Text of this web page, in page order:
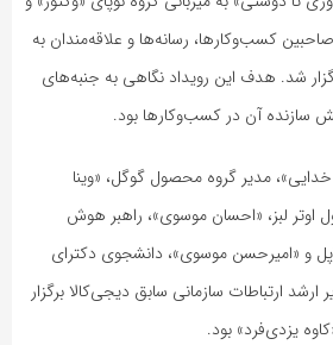
از 100 نفر از صاحبین کسب‌و‌کارها، رسانه‌ها و علاقه‌مندان به
شد. هدف این رویداد نگاهی به جنبه‌های
آن در کسب‌وکارها بود.
مدیر گروه محصول گوگل، «وینا
اوتر لبز، «احسان موسوی»، راهبر هوش
و «امیرحسن موسوی»، دانشجوی دکترای
ارتباطات سازمانی سابق دیجی‌کالا برگزار
یزدی‌فرد» بود.